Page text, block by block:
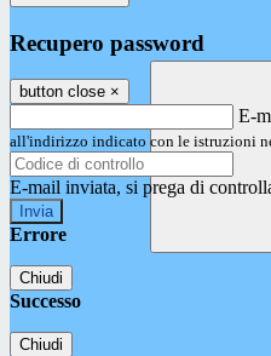
Recupero password
button close ×
E-
all'indirizzo indicato con le istruzioni
E-mail inviata, si prega di
Errore
Chiudi
Successo
Chiudi